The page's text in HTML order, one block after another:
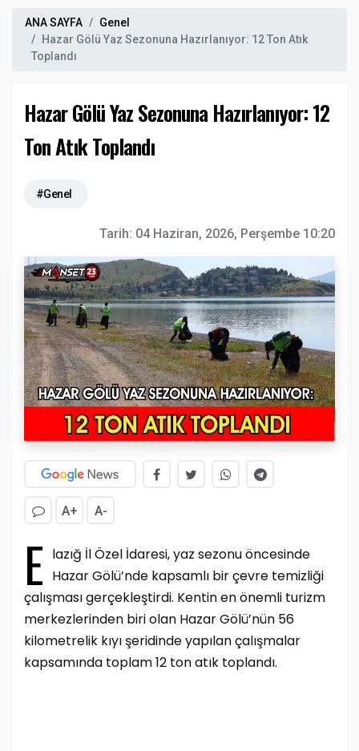
ANA SAYFA
Genel
Hazar Gölü Yaz Sezonuna Hazırlanıyor: 12 Ton Atık
Toplandı
Hazar Gölü Yaz Sezonuna Hazırlanıyor: 12
Ton Atık Toplandı
#Genel
Tarih: 04 Haziran, 2026, Perşembe 10:20
A+ A-
E lazığ İl Özel İdaresi, yaz sezonu öncesinde
Hazar Gölü’nde kapsamlı bir çevre temizliği
çalışması gerçekleştirdi. Kentin en önemli turizm
merkezlerinden biri olan Hazar Gölü’nün 56
kilometrelik kıyı şeridinde yapılan çalışmalar
kapsamında toplam 12 ton atık toplandı.